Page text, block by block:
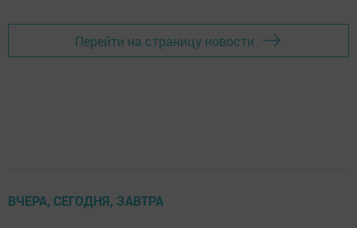
Перейти на страницу новости
ВЧЕРА, СЕГОДНЯ, ЗАВТРА